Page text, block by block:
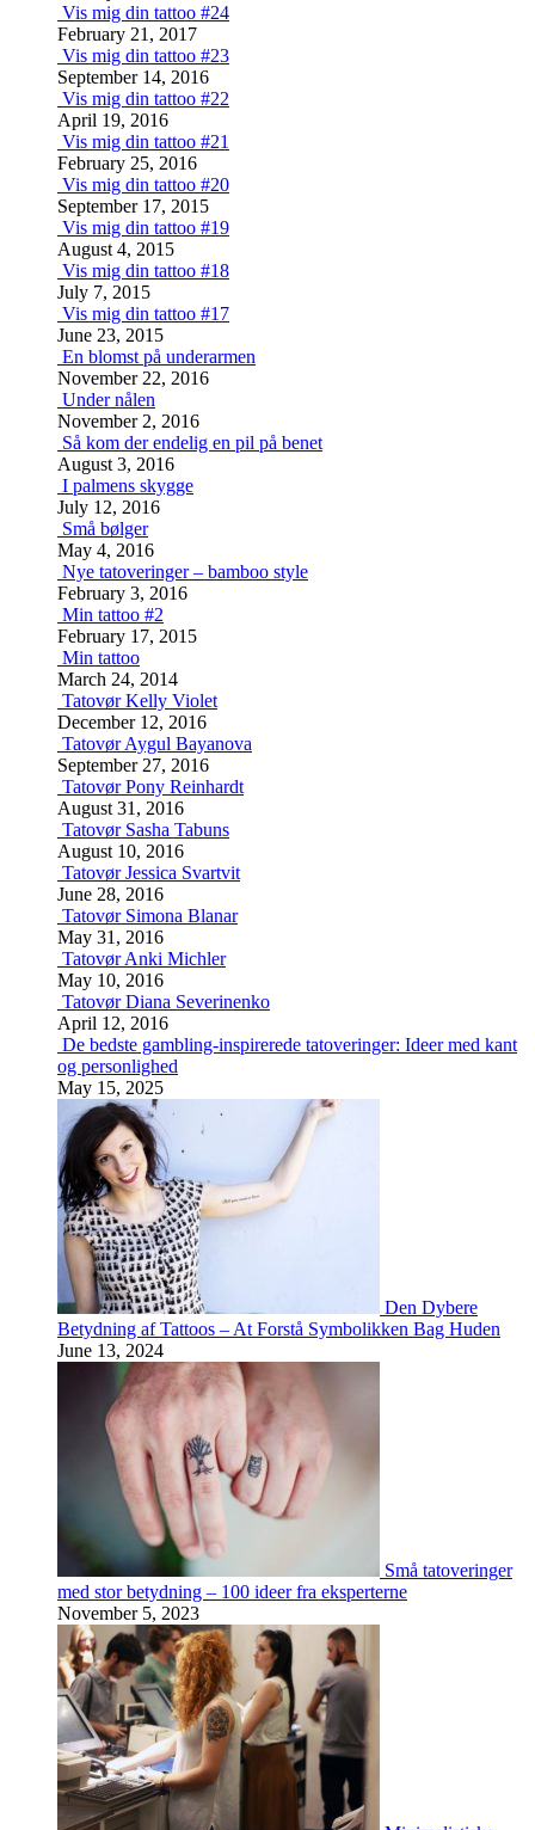
Vis mig din tattoo #24
February 21, 2017
Vis mig din tattoo #23
September 14, 2016
Vis mig din tattoo #22
April 19, 2016
Vis mig din tattoo #21
February 25, 2016
Vis mig din tattoo #20
September 17, 2015
Vis mig din tattoo #19
August 4, 2015
Vis mig din tattoo #18
July 7, 2015
Vis mig din tattoo #17
June 23, 2015
En blomst på underarmen
November 22, 2016
Under nålen
November 2, 2016
Så kom der endelig en pil på benet
August 3, 2016
I palmens skygge
July 12, 2016
Små bølger
May 4, 2016
Nye tatoveringer – bamboo style
February 3, 2016
Min tattoo #2
February 17, 2015
Min tattoo
March 24, 2014
Tatovør Kelly Violet
December 12, 2016
Tatovør Aygul Bayanova
September 27, 2016
Tatovør Pony Reinhardt
August 31, 2016
Tatovør Sasha Tabuns
August 10, 2016
Tatovør Jessica Svartvit
June 28, 2016
Tatovør Simona Blanar
May 31, 2016
Tatovør Anki Michler
May 10, 2016
Tatovør Diana Severinenko
April 12, 2016
De bedste gambling-inspirerede tatoveringer: Ideer med kant
og personlighed
May 15, 2025
Den Dybere
Betydning af Tattoos – At Forstå Symbolikken Bag Huden
June 13, 2024
Små tatoveringer
med stor betydning – 100 ideer fra eksperterne
November 5, 2023